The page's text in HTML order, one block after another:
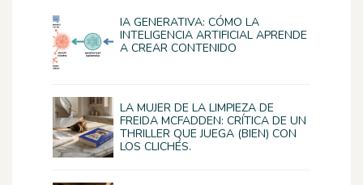
IA GENERATIVA: CÓMO LA
INTELIGENCIA ARTIFICIAL APRENDE
A CREAR CONTENIDO
LA MUJER DE LA LIMPIEZA DE
FREIDA MCFADDEN: CRÍTICA DE UN
THRILLER QUE JUEGA (BIEN) CON
LOS CLICHÉS.